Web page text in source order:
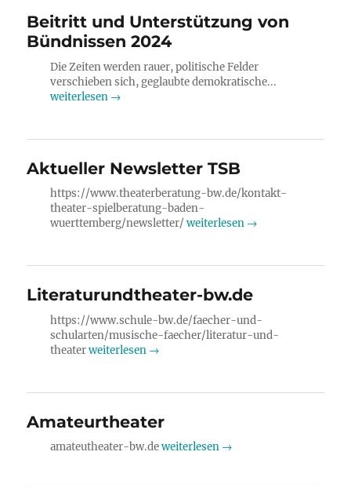
Beitritt und Unterstützung von
Bündnissen 2024
Die Zeiten werden rauer, politische Felder
verschieben sich, geglaubte demokratische...
weiterlesen →
Aktueller Newsletter TSB
https://www.theaterberatung-bw.de/kontakt-
theater-spielberatung-baden-
wuerttemberg/newsletter/ weiterlesen →
Literaturundtheater-bw.de
https://www.schule-bw.de/faecher-und-
schularten/musische-faecher/literatur-und-
theaterweiterlesen →
Amateurtheater
amateutheater-bw.deweiterlesen →